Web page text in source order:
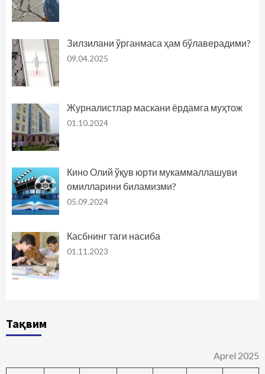
Зилзилани ўрганмаса ҳам бўлаверадими?
09.04.2025
Журналистлар маскани ёрдамга муҳтож
01.10.2024
Кино Олий ўқув юрти мукаммаллашуви
омилларини биламизми?
05.09.2024
Касбнинг таги насиба
01.11.2023
Тақвим
Aprel 2025